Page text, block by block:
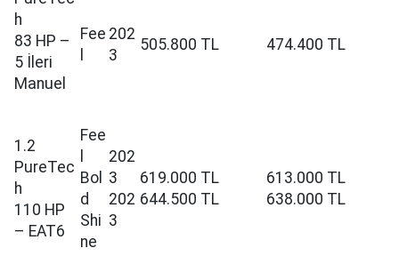
h
83 HP –
5 İleri
Manuel
Fee 202
3
505.800 TL 474.400 TL
1.2
PureTec
h
110 HP
– EAT6
Fee
Bol
d
Shi
ne
202
3
202
3
619.000 TL
644.500 TL
613.000 TL
638.000 TL